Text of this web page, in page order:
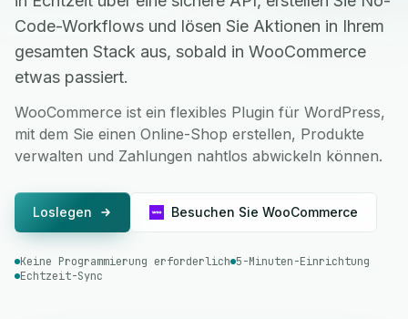
Code-Workflows und lösen Sie Aktionen in Ihrem
gesamten Stack aus, sobald in WooCommerce
etwas passiert.
WooCommerce ist ein flexibles Plugin für WordPress,
mit dem Sie einen Online-Shop erstellen, Produkte
verwalten und Zahlungen nahtlos abwickeln können.
Loslegen Besuchen Sie WooCommerce
Keine Programmierung erforderlich 5-Minuten-Einrichtung
Echtzeit-Sync